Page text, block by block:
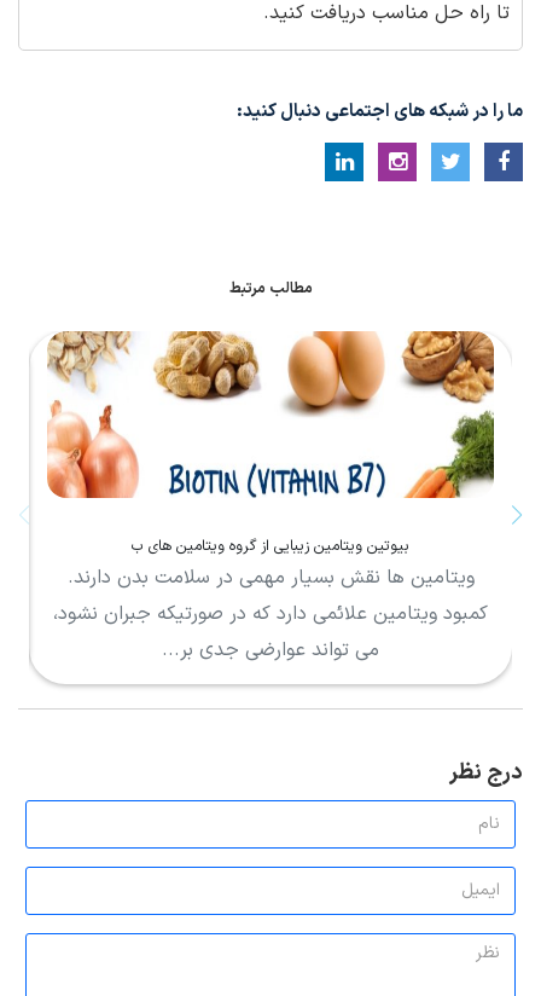
تا راه حل مناسب دریافت کنید.
ما را در شبکه های اجتماعی دنبال کنید:
مطالب مرتبط
بیوتین ویتامین زیبایی از گروه ویتامین های ب
ویتامین ها نقش بسیار مهمی در سلامت بدن دارند.
کمبود ویتامین علائمی دارد که در صورتیکه جبران نشود،
می تواند عوارضی جدی بر...
درج نظر